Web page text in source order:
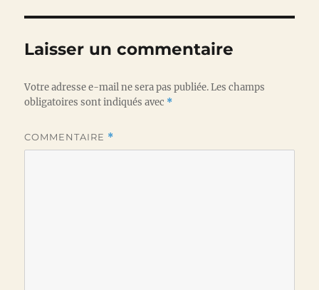
Laisser un commentaire
Votre adresse e-mail ne sera pas publiée. Les champs
obligatoires sont indiqués avec *
COMMENTAIRE *